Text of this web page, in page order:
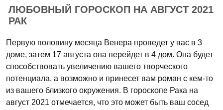
ЛЮБОВНЫЙ ГОРОСКОП НА АВГУСТ 2021
РАК
Первую половину месяца Венера проведет у вас в 3
доме, затем 17 августа она перейдет в 4 дом. Она будет
способствовать увеличению вашего творческого
потенциала, а возможно и принесет вам роман с кем-то
из вашего близкого окружения. В гороскопе Рака на
август 2021 отмечается, что это может быть ваш сосед